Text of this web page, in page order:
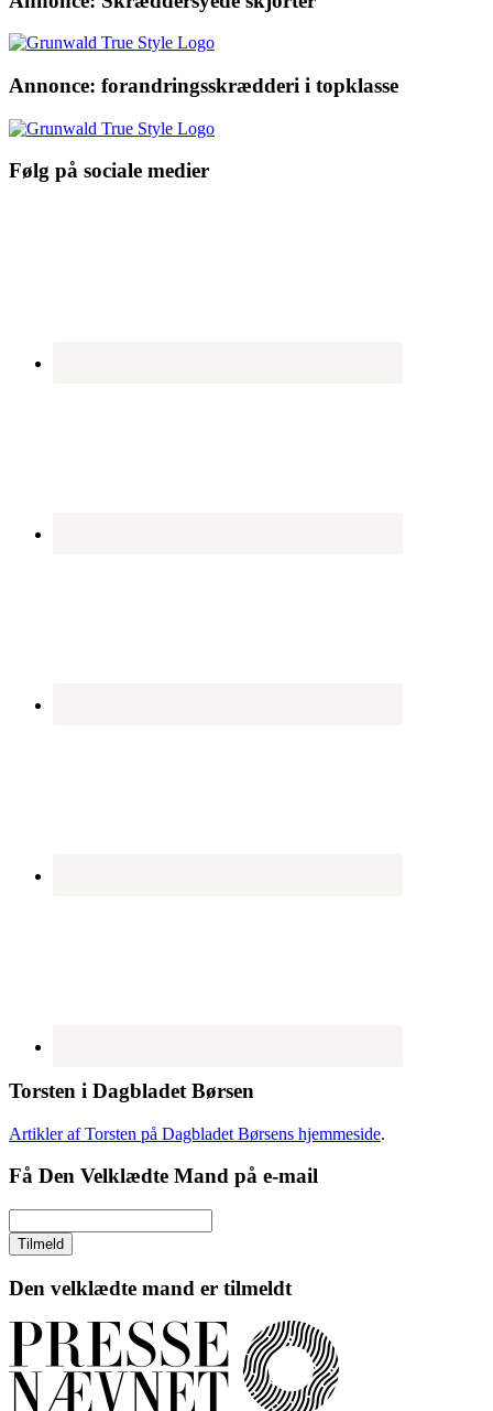
Annonce: forandringsskrædderi i topklasse
Følg på sociale medier
Torsten i Dagbladet Børsen
Artikler af Torsten på Dagbladet Børsens hjemmeside.
Få Den Velklædte Mand på e-mail
Den velklædte mand er tilmeldt